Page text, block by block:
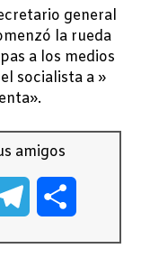
general
la rueda
a los medios
socialista a »
amigos
Telegram